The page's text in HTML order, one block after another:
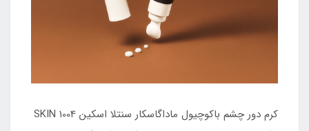
کرم دور چشم باکوچیول ماداگاسکار سنتلا اسکین 1004 SKIN